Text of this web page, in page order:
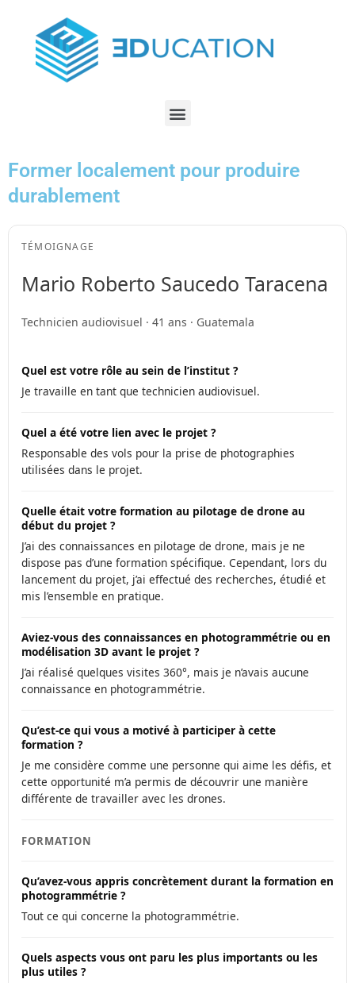
Former localement pour produire
durablement
TÉMOIGNAGE
Mario Roberto Saucedo Taracena
Technicien audiovisuel · 41 ans · Guatemala
Quel est votre rôle au sein de l’institut ?
Je travaille en tant que technicien audiovisuel.
Quel a été votre lien avec le projet ?
Responsable des vols pour la prise de photographies
utilisées dans le projet.
Quelle était votre formation au pilotage de drone au
début du projet ?
J’ai des connaissances en pilotage de drone, mais je ne
dispose pas d’une formation spécifique. Cependant, lors du
lancement du projet, j’ai effectué des recherches, étudié et
mis l’ensemble en pratique.
Aviez-vous des connaissances en photogrammétrie ou en
modélisation 3D avant le projet ?
J’ai réalisé quelques visites 360°, mais je n’avais aucune
connaissance en photogrammétrie.
Qu’est-ce qui vous a motivé à participer à cette
formation ?
Je me considère comme une personne qui aime les défis, et
cette opportunité m’a permis de découvrir une manière
différente de travailler avec les drones.
FORMATION
Qu’avez-vous appris concrètement durant la formation en
photogrammétrie ?
Tout ce qui concerne la photogrammétrie.
Quels aspects vous ont paru les plus importants ou les
plus utiles ?